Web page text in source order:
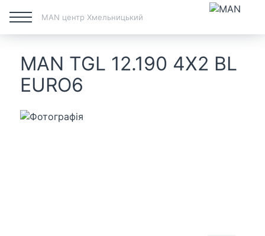
MAN центр Хмельницький
MAN TGL 12.190 4X2 BL
EURO6